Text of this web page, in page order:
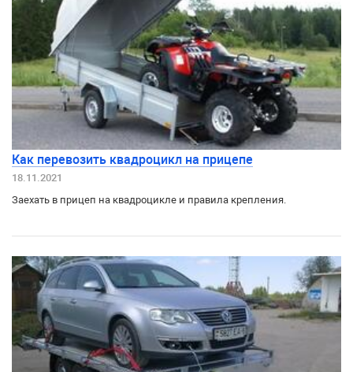
Как перевозить квадроцикл на прицепе
18.11.2021
Заехать в прицеп на квадроцикле и правила крепления.